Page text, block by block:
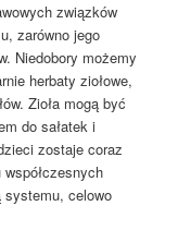
związków
zarówno jego
Niedobory możemy
herbaty ziołowe,
Zioła mogą być
do sałatek i
zostaje coraz
systemu, celowo